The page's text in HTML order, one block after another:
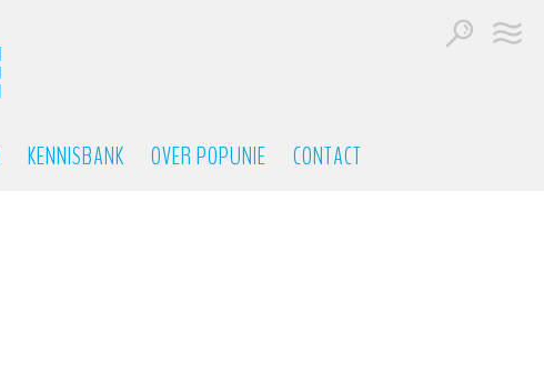
KENNISBANK OVER POPUNIE CONTACT